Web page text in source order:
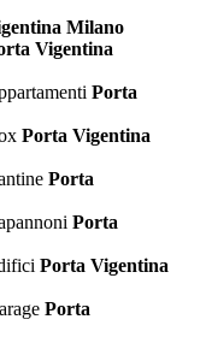
Milano
Vigentina
Porta
Porta Vigentina
Porta
Porta
Porta Vigentina
Porta